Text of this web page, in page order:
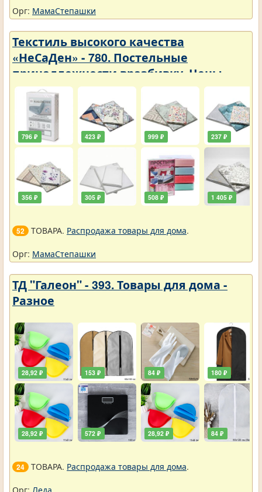
Орг: МамаСтепашки
Текстиль высокого качества
«НеСаДен» - 780. Постельные
принадлежности вразбивку. Цены
упали
796 ₽
356 ₽
423 ₽
305 ₽
999 ₽
508 ₽
237 ₽
1 405 ₽
52 ТОВАРА. Распродажа товары для дома.
Орг: МамаСтепашки
ТД "Галеон" - 393. Товары для дома -
Разное
28,92 ₽
28,92 ₽
153 ₽
572 ₽
84 ₽
28,92 ₽
180 ₽
84 ₽
24 ТОВАРА. Распродажа товары для дома.